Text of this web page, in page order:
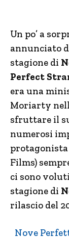
Un po’ a
annunciato
stagione di
Perfect
era una
Moriarty
sfruttare il
numerosi
protagonista
Films)
ci sono
stagione di
rilascio del
Nove